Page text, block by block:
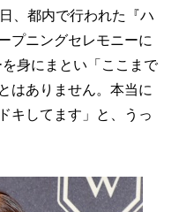
、都内で行われた『ハ
プニングセレモニーに
身にまとい「ここまで
はありません。本当に
キしてます」と、うっ